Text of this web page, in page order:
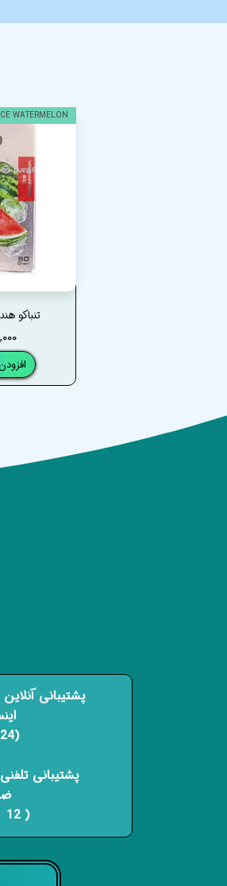
تنباکو
WATERMELON
پشتیبانی
(24 ساعته)
پشتیبانی
( 12 الی 22 ) ​​​​​​​